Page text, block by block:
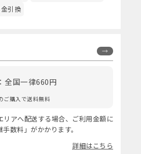
引換
全国一律660円
ご購入で送料無料
アへ配送する場合、ご利用金額に
数料」がかかります。
詳細はこちら